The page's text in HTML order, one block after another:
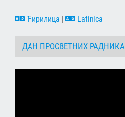
Ћирилица | Latinica
ДАН ПРОСВЕТНИХ РАДНИКА